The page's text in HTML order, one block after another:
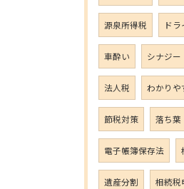
源泉所得税 ドラ
車酔い シナジー
法人税 わかりや
節税対策 落ち葉
電子帳簿保存法
遺産分割 相続税